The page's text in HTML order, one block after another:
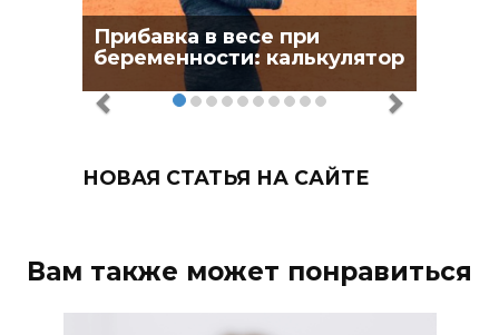
Прибавка в весе при
беременности: калькулятор
НОВАЯ СТАТЬЯ НА САЙТЕ
Вам также может понравиться